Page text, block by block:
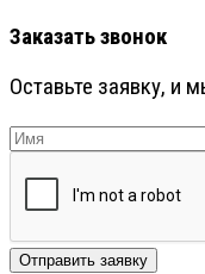
Заказать звонок
Оставьте заявку, и